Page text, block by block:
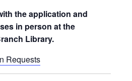
the application and
in person at the
Library.
Requests